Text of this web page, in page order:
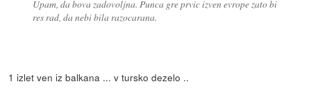
Upam, da bova zadovoljna. Punca gre prvic izven evrope zato bi
res rad, da nebi bila razocarana.
1 izlet ven iz balkana ... v tursko dezelo ..